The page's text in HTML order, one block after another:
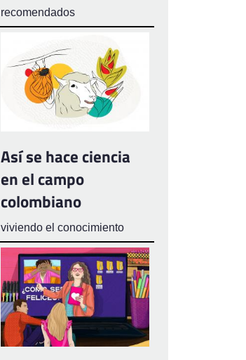
recomendados
Así se hace ciencia
en el campo
colombiano
viviendo el conocimiento